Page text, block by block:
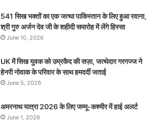
541 सिख भक्तों का एक जत्था पाकिस्तान के लिए हुआ रवाना,
श्री गुरु अर्जन देव जी के शहीदी समारोह में लेंगे हिस्सा
June 10, 2026
UK में सिख युवक को उम्रकैद की सज़ा, जत्थेदार गरगज्ज ने
हेनरी नोवाक के परिवार के साथ हमदर्दी जताई
June 5, 2026
अमरनाथ यात्रा 2026 के लिए जम्मू-कश्मीर में हाई अलर्ट
June 1, 2026